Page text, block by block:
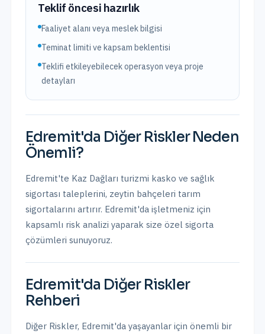
Teklif öncesi hazırlık
Faaliyet alanı veya meslek bilgisi
Teminat limiti ve kapsam beklentisi
Teklifi etkileyebilecek operasyon veya proje
detayları
Edremit'da Diğer RisklerNeden
Önemli?
Edremit'te Kaz Dağları turizmi kasko ve sağlık
sigortası taleplerini, zeytin bahçeleri tarım
sigortalarını artırır. Edremit'da işletmeniz için
kapsamlı risk analizi yaparak size özel sigorta
çözümleri sunuyoruz.
Edremit'da Diğer Riskler
Rehberi
Diğer Riskler, Edremit'da yaşayanlar için önemli bir